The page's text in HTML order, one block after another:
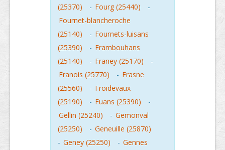
(25370)
- Fourg (25440)
-
Fournet-blancheroche
(25140)
- Fournets-luisans
(25390)
- Frambouhans
(25140)
- Franey (25170)
-
Franois (25770)
- Frasne
(25560)
- Froidevaux
(25190)
- Fuans (25390)
-
Gellin (25240)
- Gemonval
(25250)
- Geneuille (25870)
- Geney (25250) - Gennes